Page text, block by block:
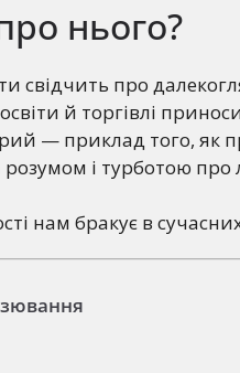
нього?
про
й торгівлі
— приклад того, як
розумом і турботою
нам бракує в